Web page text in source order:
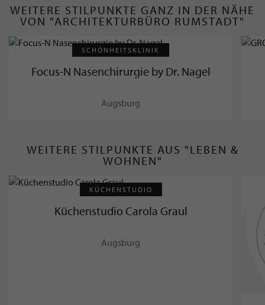
WEITERE STILPUNKTE GANZ IN DER NÄHE
VON "ARCHITEKTURBÜRO RUMSTADT"
SCHÖNHEITSKLINIK
Focus-N Nasenchirurgie by Dr. Nagel
Augsburg
WEITERE STILPUNKTE AUS "LEBEN &
WOHNEN"
KÜCHENSTUDIO
Küchenstudio Carola Graul
Augsburg